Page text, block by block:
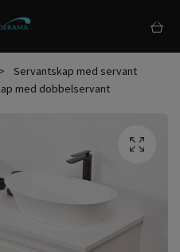
Servantskap med servant
med dobbelservant